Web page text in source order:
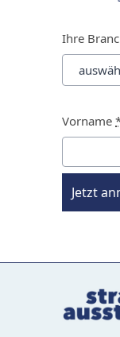
Ihre
Vorname
Jetzt